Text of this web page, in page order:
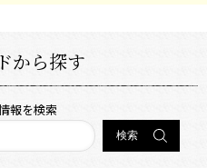
から探す
報を検索